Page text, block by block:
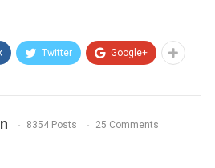
Twitter Google+
8354 Posts 25 Comments